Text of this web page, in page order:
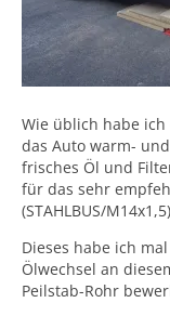
Wie üblich habe
das Auto warm-
frisches Öl und
für das sehr
(STAHLBUS/
Dieses habe ich
Ölwechsel an
Peilstab-Rohr